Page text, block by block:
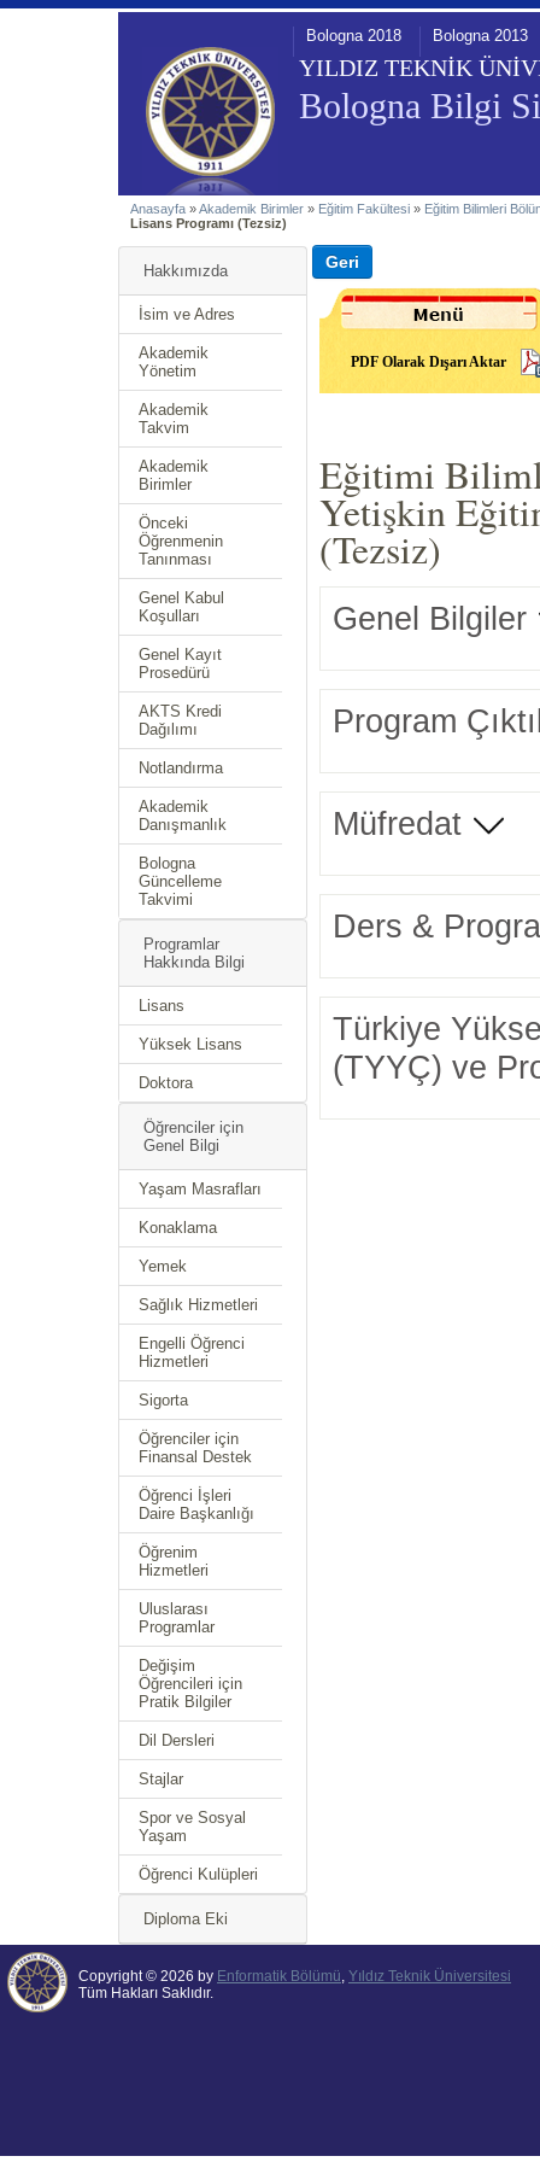
YILDIZ TEKNİK
Bologna Bilgi
Bologna 2018 Bologna 2013
Anasayfa »Akademik Birimler » Eğitim Fakültesi » Eğitim Bilimleri
Lisans Programı (Tezsiz)
Hakkımızda
İsim ve Adres
Akademik
Yönetim
Akademik
Takvim
Akademik
Birimler
Önceki
Öğrenmenin
Tanınması
Genel Kabul
Koşulları
Genel Kayıt
Prosedürü
AKTS Kredi
Dağılımı
Notlandırma
Akademik
Danışmanlık
Bologna
Güncelleme
Takvimi
Programlar
Hakkında Bilgi
Lisans
Yüksek Lisans
Doktora
Öğrenciler için
Genel Bilgi
Yaşam Masrafları
Konaklama
Yemek
Sağlık Hizmetleri
Engelli Öğrenci
Hizmetleri
Sigorta
Öğrenciler için
Finansal Destek
Öğrenci İşleri
Daire Başkanlığı
Öğrenim
Hizmetleri
Uluslarası
Programlar
Değişim
Öğrencileri için
Pratik Bilgiler
Dil Dersleri
Stajlar
Spor ve Sosyal
Yaşam
Öğrenci Kulüpleri
Diploma Eki
PDF Olarak Dışarı Aktar
Eğitimi
Yetişkin
(Tezsiz)
Genel Bilgiler
Program
Müfredat
Ders &
Türkiye
(TYYÇ) ve
Copyright © 2026 by Enformatik Bölümü, Yıldız Teknik Üniversitesi
Tüm Hakları Saklıdır.